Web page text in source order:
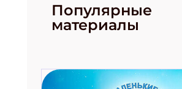
Популярные
материалы